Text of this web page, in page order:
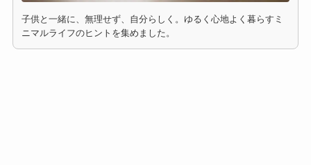
子供と一緒に、無理せず、自分らしく。ゆるく心地よく暮らすミ
ニマルライフのヒントを集めました。